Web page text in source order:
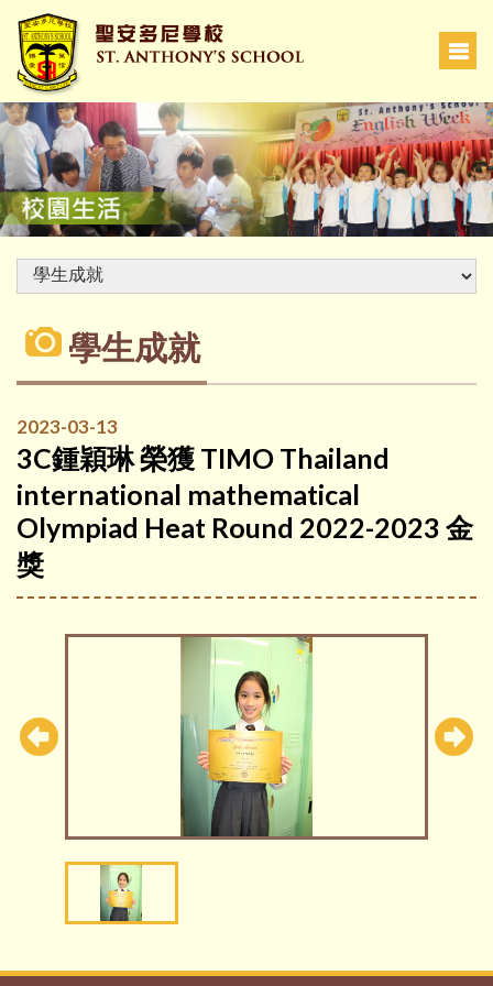
學生成就
2023-03-13
3C鍾穎琳 榮獲 TIMO Thailand
international mathematical
Olympiad Heat Round 2022-2023 金
獎